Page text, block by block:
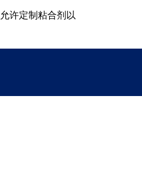
许定制粘合剂以